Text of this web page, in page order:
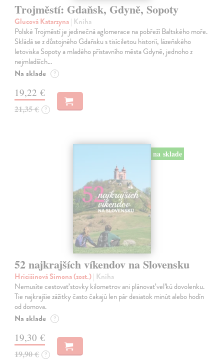
Trojměstí: Gdaňsk, Gdyně, Sopoty
Glucová Katarzyna| Kniha
Polské Trojměstí je jedinečná aglomerace na pobřeží Baltského moře.
Skládá se z důstojného Gdaňsku s tisíciletou historií, lázeňského
letoviska Sopoty a mladého přístavního města Gdyně, jednoho z
nejmladších…
Na sklade ?
19,22 €
21,35 € ?
na sklade
52 najkrajších víkendov na Slovensku
Hricišinová Simona (zost.)| Kniha
Nemusíte cestovať stovky kilometrov ani plánovať veľkú dovolenku.
Tie najkrajšie zážitky často čakajú len pár desiatok minút alebo hodín
od domova.
Na sklade ?
19,30 €
19,90 € ?